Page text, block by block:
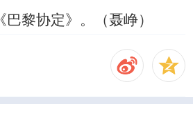
黎协定》。（聂峥）